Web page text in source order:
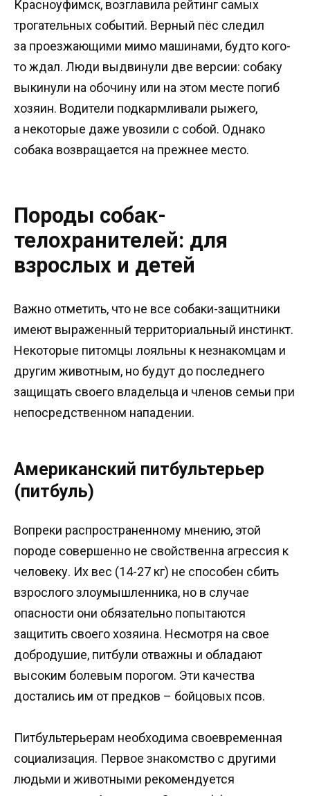
Красноуфимск, возглавила рейтинг самых
трогательных событий. Верный пёс следил
за проезжающими мимо машинами, будто кого-
то ждал. Люди выдвинули две версии: собаку
выкинули на обочину или на этом месте погиб
хозяин. Водители подкармливали рыжего,
а некоторые даже увозили с собой. Однако
собака возвращается на прежнее место.
Породы собак-
телохранителей: для
взрослых и детей
Важно отметить, что не все собаки-защитники
имеют выраженный территориальный инстинкт.
Некоторые питомцы лояльны к незнакомцам и
другим животным, но будут до последнего
защищать своего владельца и членов семьи при
непосредственном нападении.
Американский питбультерьер
(питбуль)
Вопреки распространенному мнению, этой
породе совершенно не свойственна агрессия к
человеку. Их вес (14-27 кг) не способен сбить
взрослого злоумышленника, но в случае
опасности они обязательно попытаются
защитить своего хозяина. Несмотря на свое
добродушие, питбули отважны и обладают
высоким болевым порогом. Эти качества
достались им от предков – бойцовых псов.
Питбультерьерам необходима своевременная
социализация. Первое знакомство с другими
людьми и животными рекомендуется